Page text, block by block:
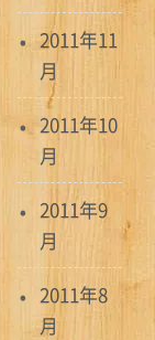
2011年11
月
2011年10
月
2011年9
月
2011年8
月